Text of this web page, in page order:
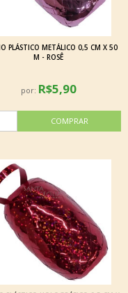
PLÁSTICO METÁLICO 0,5 CM X 50
M - ROSÊ
por: R$5,90